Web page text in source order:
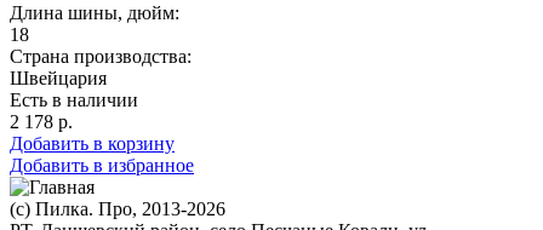
Длина шины, дюйм:
18
Страна производства:
Швейцария
Есть в наличии
2 178 р.
Добавить в корзину
Добавить в избранное
(с) Пилка. Про, 2013-2026